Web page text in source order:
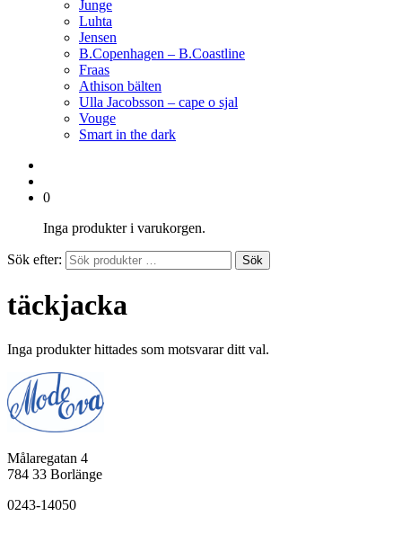
Junge
Luhta
Jensen
B.Copenhagen – B.Coastline
Fraas
Athison bälten
Ulla Jacobsson – cape o sjal
Vouge
Smart in the dark
0
Inga produkter i varukorgen.
Sök efter: Sök
täckjacka
Inga produkter hittades som motsvarar ditt val.
Målaregatan 4
784 33 Borlänge
0243-14050